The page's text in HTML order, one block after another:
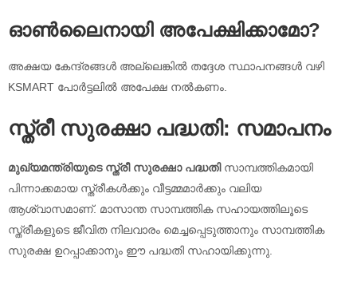
ഓൺലൈനായി അപേക്ഷിക്കാമോ?
അക്ഷയ കേന്ദ്രങ്ങൾ അല്ലെങ്കിൽ തദ്ദേശ സ്ഥാപനങ്ങൾ വഴി
KSMART പോർട്ടലിൽ അപേക്ഷ നൽകണം.
സ്ത്രീ സുരക്ഷാ പദ്ധതി: സമാപനം
മുഖ്യമന്ത്രിയുടെ സ്ത്രീ സുരക്ഷാ പദ്ധതിസാമ്പത്തികമായി
പിന്നാക്കമായ സ്ത്രീകൾക്കും വീട്ടമ്മമാർക്കും വലിയ
ആശ്വാസമാണ്. മാസാന്ത സാമ്പത്തിക സഹായത്തിലൂടെ
സ്ത്രീകളുടെ ജീവിത നിലവാരം മെച്ചപ്പെടുത്താനും സാമ്പത്തിക
സുരക്ഷ ഉറപ്പാക്കാനും ഈ പദ്ധതി സഹായിക്കുന്നു.